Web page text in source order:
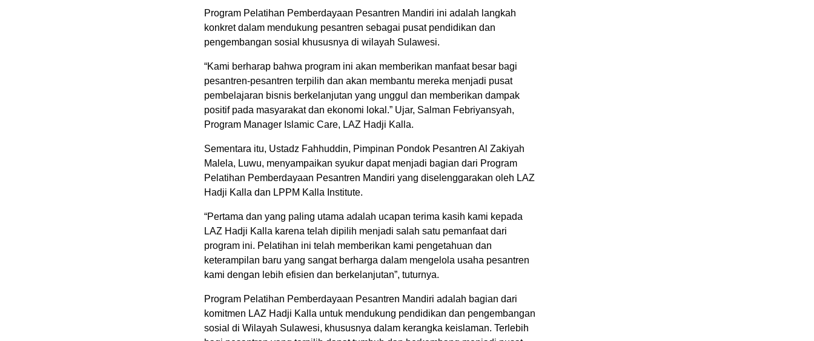
Program Pelatihan Pemberdayaan Pesantren Mandiri ini adalah langkah
konkret dalam mendukung pesantren sebagai pusat pendidikan dan
pengembangan sosial khususnya di wilayah Sulawesi.
“Kami berharap bahwa program ini akan memberikan manfaat besar bagi
pesantren-pesantren terpilih dan akan membantu mereka menjadi pusat
pembelajaran bisnis berkelanjutan yang unggul dan memberikan dampak
positif pada masyarakat dan ekonomi lokal.” Ujar, Salman Febriyansyah,
Program Manager Islamic Care, LAZ Hadji Kalla.
Sementara itu, Ustadz Fahhuddin, Pimpinan Pondok Pesantren Al Zakiyah
Malela, Luwu, menyampaikan syukur dapat menjadi bagian dari Program
Pelatihan Pemberdayaan Pesantren Mandiri yang diselenggarakan oleh LAZ
Hadji Kalla dan LPPM Kalla Institute.
“Pertama dan yang paling utama adalah ucapan terima kasih kami kepada
LAZ Hadji Kalla karena telah dipilih menjadi salah satu pemanfaat dari
program ini. Pelatihan ini telah memberikan kami pengetahuan dan
keterampilan baru yang sangat berharga dalam mengelola usaha pesantren
kami dengan lebih efisien dan berkelanjutan”, tuturnya.
Program Pelatihan Pemberdayaan Pesantren Mandiri adalah bagian dari
komitmen LAZ Hadji Kalla untuk mendukung pendidikan dan pengembangan
sosial di Wilayah Sulawesi, khususnya dalam kerangka keislaman. Terlebih